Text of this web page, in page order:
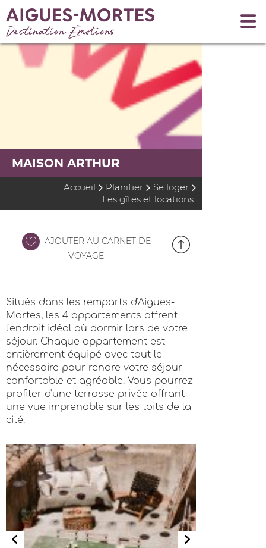
MAISON ARTHUR
Accueil Planifier
Se loger
Les gîtes et locations
AJOUTER AU CARNET DE
VOYAGE
Situés dans les remparts d'Aigues-
Mortes, les 4 appartements offrent
l'endroit idéal où dormir lors de votre
séjour. Chaque appartement est
entièrement équipé avec tout le
nécessaire pour rendre votre séjour
confortable et agréable. Vous pourrez
profiter d'une terrasse privée offrant
une vue imprenable sur les toits de la
cité.